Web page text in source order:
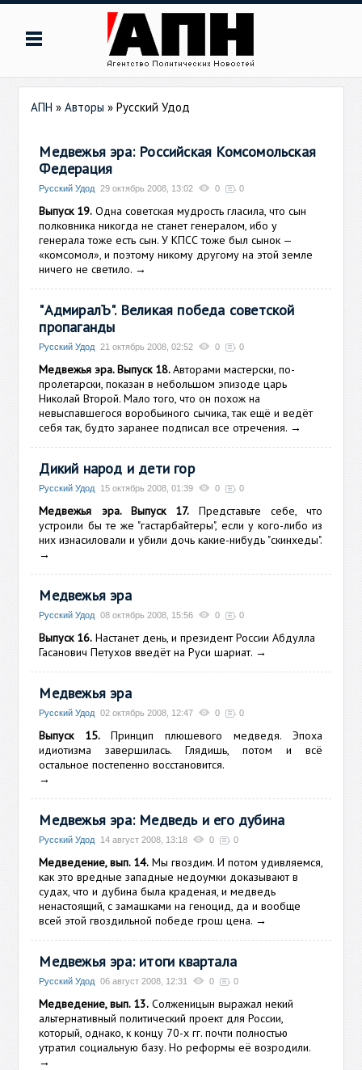
АПН »Авторы »Русский Удод
Медвежья эра: Российская Комсомольская
Федерация
Русский Удод 29 октябрь 2008, 13:02 0 0
Выпуск 19. Одна советская мудрость гласила, что сын
полковника никогда не станет генералом, ибо у
генерала тоже есть сын. У КПСС тоже был сынок —
«комсомол», и поэтому никому другому на этой земле
ничего не светило. →
"АдмиралЪ". Великая победа советской
пропаганды
Русский Удод 21 октябрь 2008, 02:52 0 0
Медвежья эра. Выпуск 18.Авторами мастерски, по-
пролетарски, показан в небольшом эпизоде царь
Николай Второй. Мало того, что он похож на
невыспавшегося воробьиного сычика, так ещё и ведёт
себя так, будто заранее подписал все отречения. →
Дикий народ и дети гор
Русский Удод 15 октябрь 2008, 01:39 0 0
Медвежья эра.Выпуск 17. Представьте себе, что
устроили бы те же "гастарбайтеры", если у кого-либо из
них изнасиловали и убили дочь какие-нибудь "скинхеды".
→
Медвежья эра
Русский Удод 08 октябрь 2008, 15:56 0 0
Выпуск 16. Настанет день, и президент России Абдулла
Гасанович Петухов введёт на Руси шариат. →
Медвежья эра
Русский Удод 02 октябрь 2008, 12:47 0 0
Выпуск 15.Принцип плюшевого медведя. Эпоха
идиотизма завершилась. Глядишь, потом и всё
остальное постепенно восстановится.
→
Медвежья эра: Медведь и его дубина
Русский Удод 14 август 2008, 13:18 0 0
Медведение, вып. 14. Мы гвоздим. И потом удивляемся,
как это вредные западные недоумки доказывают в
судах, что и дубина была краденая, и медведь
ненастоящий, с замашками на геноцид, да и вообще
всей этой гвоздильной победе грош цена. →
Медвежья эра: итоги квартала
Русский Удод 06 август 2008, 12:31 0 0
Медведение, вып. 13. Солженицын выражал некий
альтернативный политический проект для России,
который, однако, к концу 70-х гг. почти полностью
утратил социальную базу. Но реформы её возродили.
→